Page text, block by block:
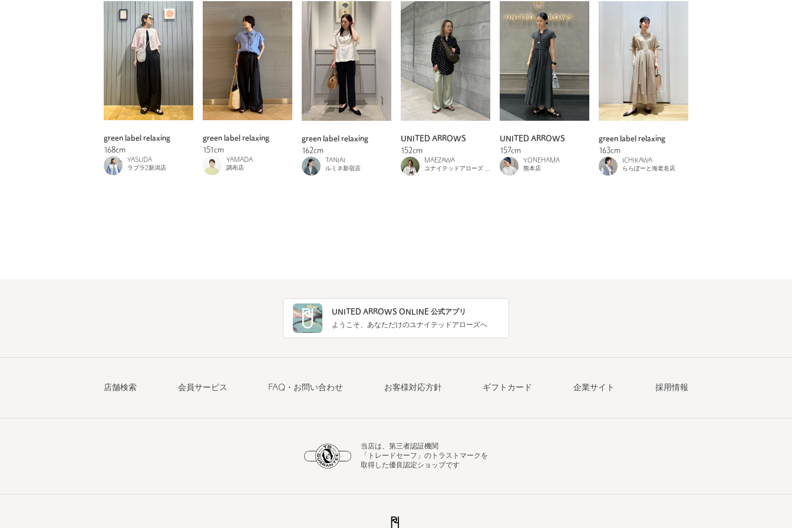
green label relaxing
168cm
YASUDA
ラブラ2新潟店
green label relaxing
151cm
YAMADA
調布店
green label relaxing
162cm
TANIAI
ルミネ新宿店
UNITED ARROWS
152cm
MAEZAWA
UNITED ARROWS
157cm
YONEHAMA
熊本店
green label relaxing
163cm
ICHIKAWA
ららぽーと海老名店
UNITED ARROWS ONLINE 公式アプリ
ようこそ、あなただけのユナイテッドアローズへ
店舗検索 会員サービス FAQ・お問い合わせ お客様対応方針 ギフトカード 企業サイト 採用情報
当店は、第三者認証機関
「トレードセーフ」のトラストマークを
取得した優良認定ショップです